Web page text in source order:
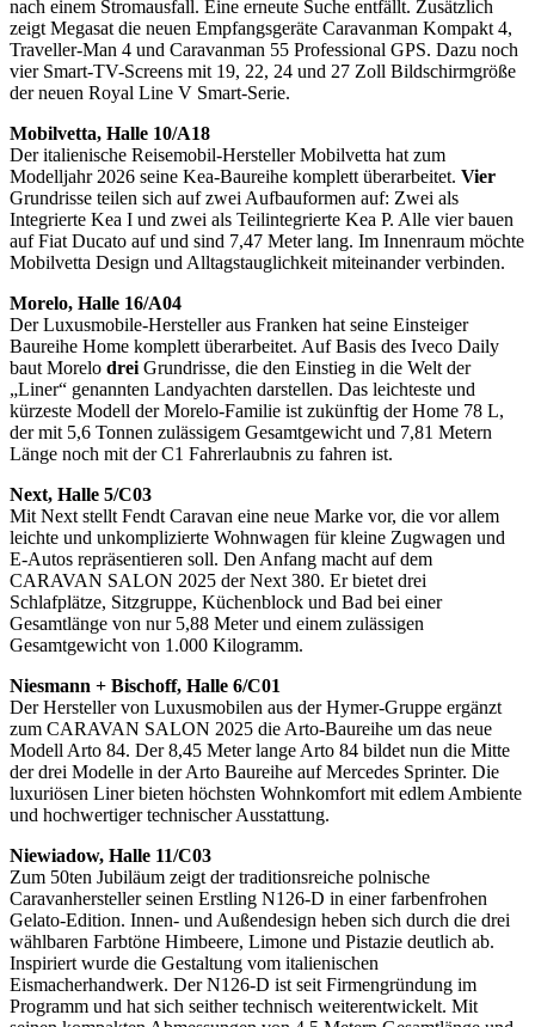
nach einem Stromausfall. Eine erneute Suche entfällt. Zusätzlich
zeigt Megasat die neuen Empfangsgeräte Caravanman Kompakt 4,
Traveller-Man 4 und Caravanman 55 Professional GPS. Dazu noch
vier Smart-TV-Screens mit 19, 22, 24 und 27 Zoll Bildschirmgröße
der neuen Royal Line V Smart-Serie.
Mobilvetta, Halle 10/A18
Der italienische Reisemobil-Hersteller Mobilvetta hat zum
Modelljahr 2026 seine Kea-Baureihe komplett überarbeitet. Vier
Grundrisse teilen sich auf zwei Aufbauformen auf: Zwei als
Integrierte Kea I und zwei als Teilintegrierte Kea P. Alle vier bauen
auf Fiat Ducato auf und sind 7,47 Meter lang. Im Innenraum möchte
Mobilvetta Design und Alltagstauglichkeit miteinander verbinden.
Morelo, Halle 16/A04
Der Luxusmobile-Hersteller aus Franken hat seine Einsteiger
Baureihe Home komplett überarbeitet. Auf Basis des Iveco Daily
baut Morelo drei Grundrisse, die den Einstieg in die Welt der
„Liner“ genannten Landyachten darstellen. Das leichteste und
kürzeste Modell der Morelo-Familie ist zukünftig der Home 78 L,
der mit 5,6 Tonnen zulässigem Gesamtgewicht und 7,81 Metern
Länge noch mit der C1 Fahrerlaubnis zu fahren ist.
Next, Halle 5/C03
Mit Next stellt Fendt Caravan eine neue Marke vor, die vor allem
leichte und unkomplizierte Wohnwagen für kleine Zugwagen und
E-Autos repräsentieren soll. Den Anfang macht auf dem
CARAVAN SALON 2025 der Next 380. Er bietet drei
Schlafplätze, Sitzgruppe, Küchenblock und Bad bei einer
Gesamtlänge von nur 5,88 Meter und einem zulässigen
Gesamtgewicht von 1.000 Kilogramm.
Niesmann + Bischoff, Halle 6/C01
Der Hersteller von Luxusmobilen aus der Hymer-Gruppe ergänzt
zum CARAVAN SALON 2025 die Arto-Baureihe um das neue
Modell Arto 84. Der 8,45 Meter lange Arto 84 bildet nun die Mitte
der drei Modelle in der Arto Baureihe auf Mercedes Sprinter. Die
luxuriösen Liner bieten höchsten Wohnkomfort mit edlem Ambiente
und hochwertiger technischer Ausstattung.
Niewiadow, Halle 11/C03
Zum 50ten Jubiläum zeigt der traditionsreiche polnische
Caravanhersteller seinen Erstling N126-D in einer farbenfrohen
Gelato-Edition. Innen- und Außendesign heben sich durch die drei
wählbaren Farbtöne Himbeere, Limone und Pistazie deutlich ab.
Inspiriert wurde die Gestaltung vom italienischen
Eismacherhandwerk. Der N126-D ist seit Firmengründung im
Programm und hat sich seither technisch weiterentwickelt. Mit